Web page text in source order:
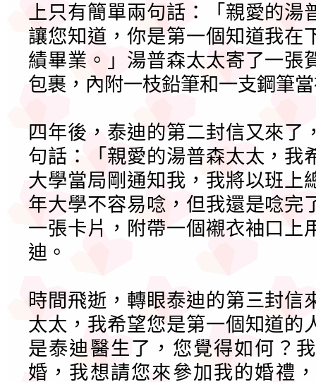
上只有簡單兩句話：「親愛的
讓您知道，你是第一個知道我在
績畢業。」湯普森太太寄了一張
包裹，內附一枝鉛筆和一支鋼筆
四年後，泰迪的第二封信又來了
句話：「親愛的湯普森太太，我
大學當局剛通知我，我將以班上
年大學不容易唸，但我還是唸完
一張卡片，附帶一個襯衣袖口上
迪。
時間飛逝，轉眼泰迪的第三封信
太太，我希望您是第一個知道的
是泰迪醫生了，您覺得如何？
婚，我想請您來參加我的婚禮